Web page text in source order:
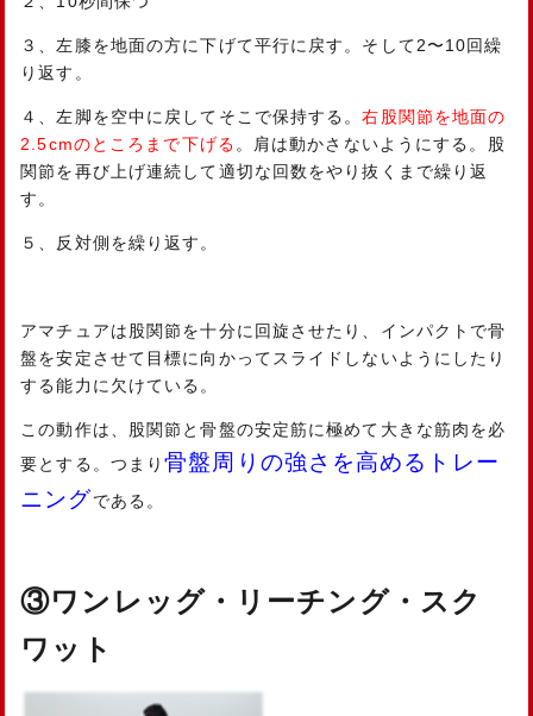
３、左膝を地面の方に下げて平行に戻す。そして2〜10回繰
り返す。
４、左脚を空中に戻してそこで保持する。右股関節を地面の
2.5cmのところまで下げる 。肩は動かさないようにする。股
関節を再び上げ連続して適切な回数をやり抜くまで繰り返
す。
５、反対側を繰り返す。
アマチュアは股関節を十分に回旋させたり、インパクトで骨
盤を安定させて目標に向かってスライドしないようにしたり
する能力に欠けている。
この動作は、股関節と骨盤の安定筋に極めて大きな筋肉を必
要とする。つまり骨盤周りの強さを高めるトレー
ニングである。
③ワンレッグ・リーチング・スク
ワット